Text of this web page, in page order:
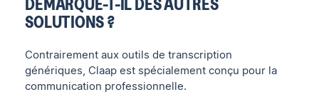
DÉMARQUE-T-IL DES AUTRES
SOLUTIONS ?
Contrairement aux outils de transcription
génériques, Claap est spécialement conçu pour la
communication professionnelle.